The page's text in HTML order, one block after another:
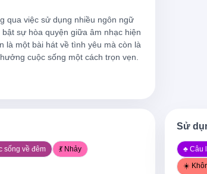
Nakupenda (Chu-chu-
Anh thích mông em
Nakupenda (Chee)
Anh thích mông em
qua việc sử dụng nhiều ngôn ngữ
sự hòa quyện giữa âm nhạc hiện
là một bài hát về tình yêu mà còn là
cuộc sống một cách trọn vẹn.
sống về đêm
💃 Nhảy
Sử
♣️ Câu
☀️